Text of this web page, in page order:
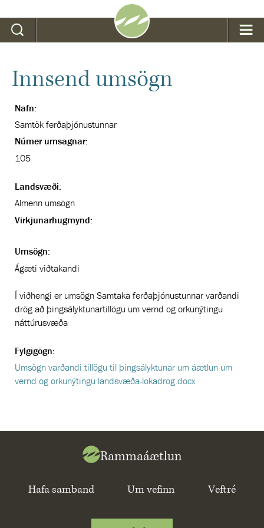
Innsend umsögn
Nafn:
Samtök ferðaþjónustunnar
Númer umsagnar:
105
Landsvæði:
Almenn umsögn
Virkjunarhugmynd:
Umsögn:
Ágæti viðtakandi
Í viðhengi er umsögn Samtaka ferðaþjónustunnar varðandi
drög að þingsályktunartillögu um vernd og orkunýtingu
náttúrusvæða
Fylgigögn:
Umsögn varðandi tillögu til þingsályktunar um áætlun um
vernd og orkunýtingu landsvæða-lokadrög.docx
Rammaáætlun
Hafa samband Um vefinn Veftré